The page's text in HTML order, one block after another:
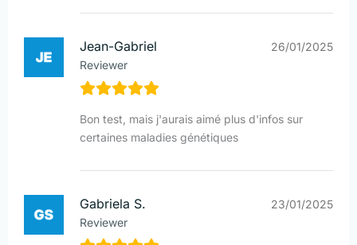
Jean-Gabriel
Reviewer
26/01/2025
Bon test, mais j'aurais aimé plus d'infos sur
certaines maladies génétiques
Gabriela S.
Reviewer
23/01/2025